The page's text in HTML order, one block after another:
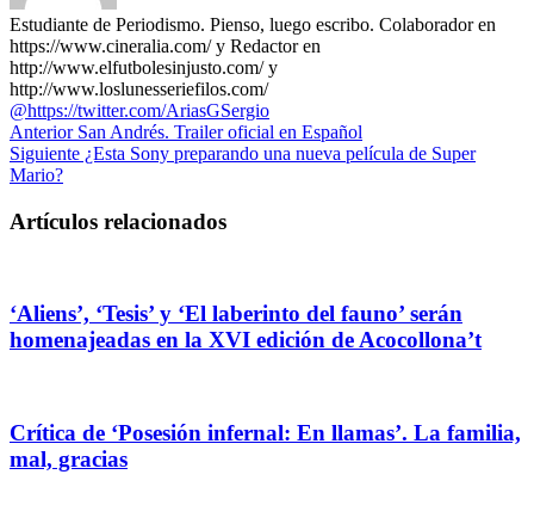
Estudiante de Periodismo. Pienso, luego escribo. Colaborador en
https://www.cineralia.com/ y Redactor en
http://www.elfutbolesinjusto.com/ y
http://www.loslunesseriefilos.com/
@https://twitter.com/AriasGSergio
AnteriorSan Andrés. Trailer oficial en Español
Siguiente ¿Esta Sony preparando una nueva película de Super
Mario?
Artículos relacionados
‘Aliens’, ‘Tesis’ y ‘El laberinto del fauno’ serán
homenajeadas en la XVI edición de Acocollona’t
Crítica de ‘Posesión infernal: En llamas’. La familia,
mal, gracias